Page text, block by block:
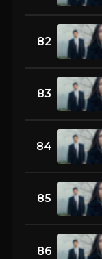
82
83
84
85
86